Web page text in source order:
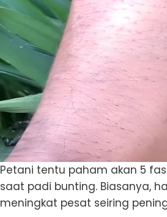
Petani tentu paham akan 5
saat padi bunting. Biasanya,
meningkat pesat seiring